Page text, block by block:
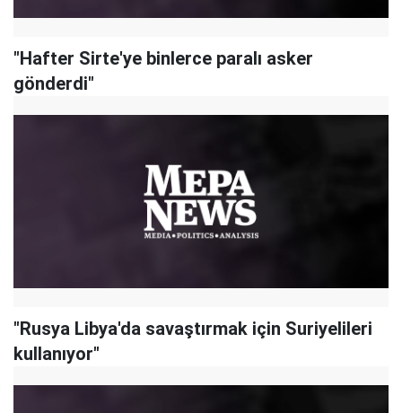
"Hafter Sirte'ye binlerce paralı asker
gönderdi"
"Rusya Libya'da savaştırmak için Suriyelileri
kullanıyor"